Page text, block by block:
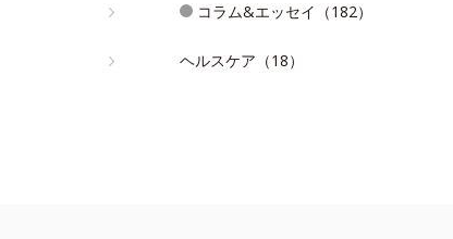
コラム&エッセイ（182）
ヘルスケア（18）